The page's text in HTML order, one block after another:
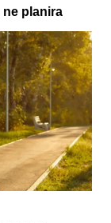
ne planira